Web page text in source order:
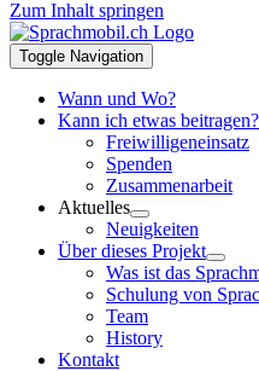
Zum Inhalt springen
Toggle Navigation
Wann und Wo?
Kann ich etwas beitragen?
Freiwilligeneinsatz
Spenden
Zusammenarbeit
Aktuelles
Neuigkeiten
Über dieses Projekt
Was ist das
Schulung von
Team
History
Kontakt